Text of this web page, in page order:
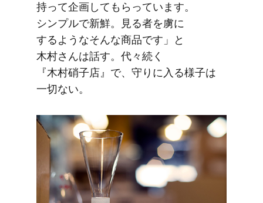
持って企画して​もらっています。​
シンプルで​新鮮。​見る​者を​虜に​
するような​そんな​商品です」と​
木村さんは​話す。​代々​続く​
『木村硝子店』で、​守りに​入る​様子は​
一切ない。